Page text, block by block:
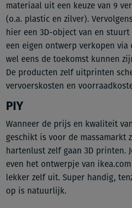
materiaal uit een keuze van 9
(o.a. plastic en zilver).
hier een 3D-object van en
een eigen ontwerp verkopen via
wel eens de toekomst kunnen
De producten zelf uitprinten
vervoerskosten en
PIY
Wanneer de prijs en kwaliteit
geschikt is voor de massamarkt
hartenlust zelf gaan 3D printen.
even het ontwerpje van
lekker zelf uit. Super handig,
op is natuurlijk.